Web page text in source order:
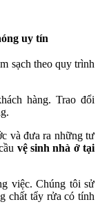
uy tín
sạch theo quy trình
hàng. Trao đổi
và đưa ra những tư
vệ sinh nhà ở tại
việc. Chúng tôi sử
chất tẩy rửa có tính